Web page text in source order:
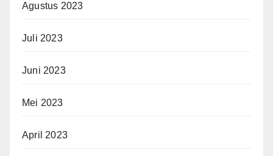
Agustus 2023
Juli 2023
Juni 2023
Mei 2023
April 2023